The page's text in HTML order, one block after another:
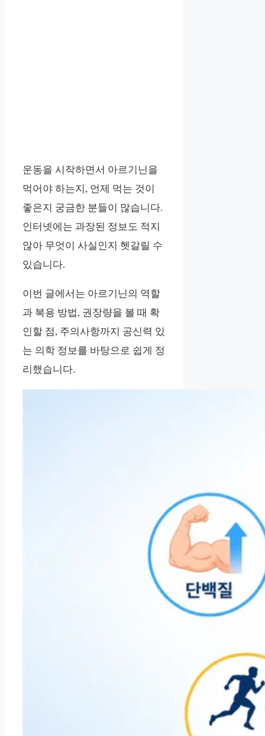
운동을 시작하면서 아르기닌을
먹어야 하는지, 언제 먹는 것이
좋은지 궁금한 분들이 많습니다.
인터넷에는 과장된 정보도 적지
않아 무엇이 사실인지 헷갈릴 수
있습니다.
이번 글에서는 아르기닌의 역할
과 복용 방법, 권장량을 볼 때 확
인할 점, 주의사항까지 공신력 있
는 의학 정보를 바탕으로 쉽게 정
리했습니다.